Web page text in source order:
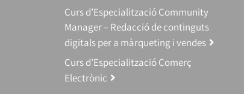
Curs d’Especialització Community
Manager – Redacció de continguts
digitals per a màrqueting i vendes
Curs d’Especialització Comerç
Electrònic